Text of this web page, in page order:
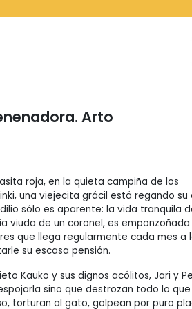
Arto
roja, en la quieta campiña de los
una viejecita grácil está regando su
sólo es aparente: la vida tranquila
viuda de un coronel, es
que llega regularmente cada mes a
su escasa pensión.
Kauko y sus dignos acólitos, Jari y
sino que destrozan todo lo que
torturan al gato, golpean por puro